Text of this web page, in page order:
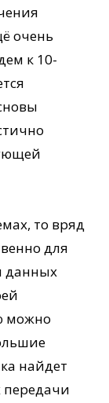
очень
к 10-
то вряд
для
данных
можно
найдет